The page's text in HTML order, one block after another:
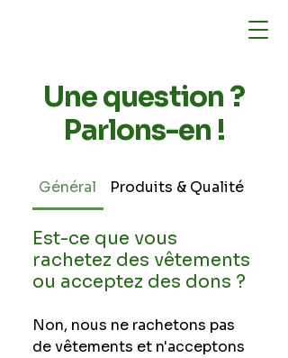
Une question ?
Parlons-en !
Général Produits & Qualité
Est-ce que vous
rachetez des vêtements
ou acceptez des dons ?
Non, nous ne rachetons pas
de vêtements et n'acceptons